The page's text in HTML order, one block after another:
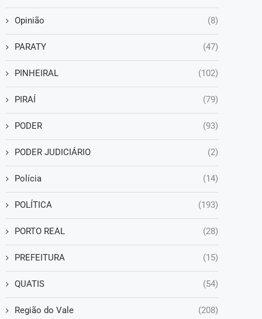
Opinião (8)
PARATY (47)
PINHEIRAL (102)
PIRAÍ (79)
PODER (93)
PODER JUDICIÁRIO (2)
Polícia (14)
POLÍTICA (193)
PORTO REAL (28)
PREFEITURA (15)
QUATIS (54)
Região do Vale (208)